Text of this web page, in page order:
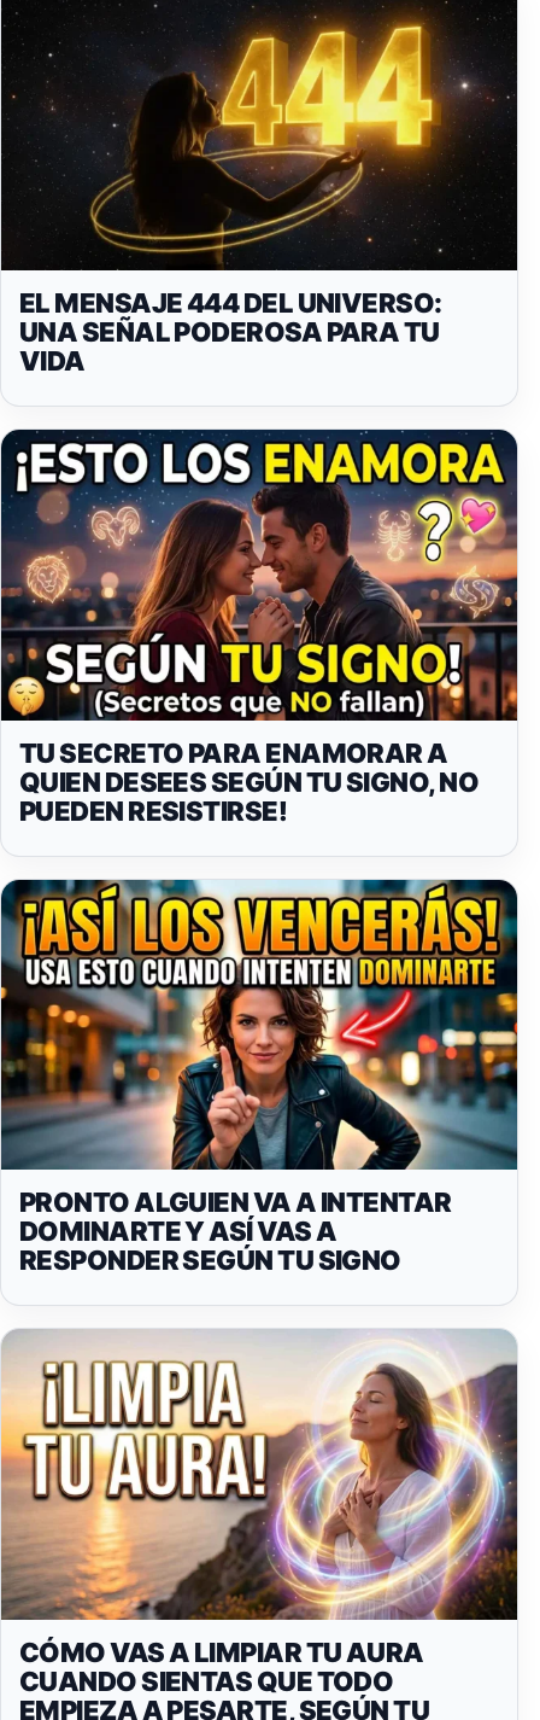
EL MENSAJE 444 DEL UNIVERSO:
UNA SEÑAL PODEROSA PARA TU
VIDA
TU SECRETO PARA ENAMORAR A
QUIEN DESEES SEGÚN TU SIGNO, NO
PUEDEN RESISTIRSE!
PRONTO ALGUIEN VA A INTENTAR
DOMINARTE Y ASÍ VAS A
RESPONDER SEGÚN TU SIGNO
CÓMO VAS A LIMPIAR TU AURA
CUANDO SIENTAS QUE TODO
EMPIEZA A PESARTE, SEGÚN TU